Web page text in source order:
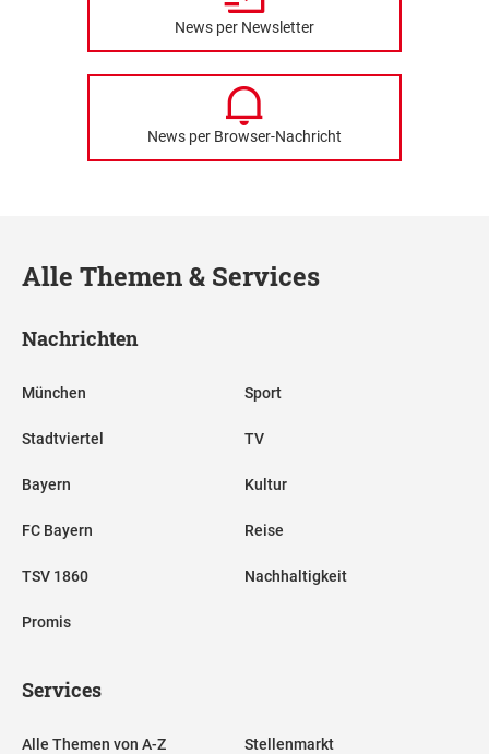
News per Newsletter
News per Browser-Nachricht
Alle Themen & Services
Nachrichten
München
Stadtviertel
Bayern
FC Bayern
TSV 1860
Promis
Sport
TV
Kultur
Reise
Nachhaltigkeit
Services
Alle Themen von A-Z Stellenmarkt